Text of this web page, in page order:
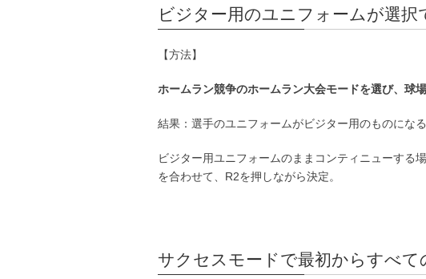
ビジター用のユニフォームが選択
【方法】
ホームラン競争のホームラン大会モードを選び、球
結果：選手のユニフォームがビジター用のものになる
ビジター用ユニフォームのままコンティニューする
を合わせて、R2を押しながら決定。
サクセスモードで最初からすべて